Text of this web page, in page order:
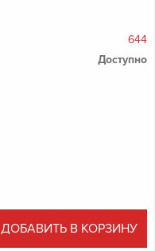
644
Доступно
ДОБАВИТЬ В КОРЗИНУ